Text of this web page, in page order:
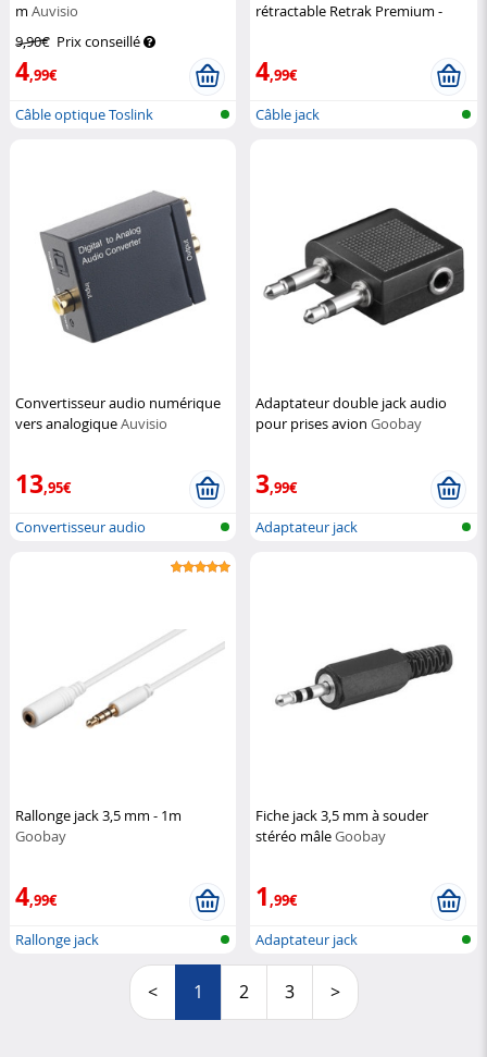
m Auvisio
9,90€ Prix conseillé
4,99€
Câble optique Toslink
rétractable Retrak Premium -
4,99€
Câble jack
Convertisseur audio numérique
vers analogiqueAuvisio
13,95€
Convertisseur audio
Adaptateur double jack audio
pour prises avionGoobay
3,99€
Adaptateur jack
Rallonge jack 3,5 mm - 1m
Goobay
4,99€
Rallonge jack
Fiche jack 3,5 mm à souder
stéréo mâleGoobay
1,99€
Adaptateur jack
< 1 2 3 >